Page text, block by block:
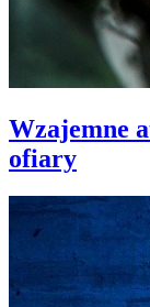
Wzajemne
ofiary